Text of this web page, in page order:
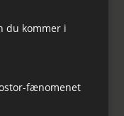
du kommer i
fænomenet